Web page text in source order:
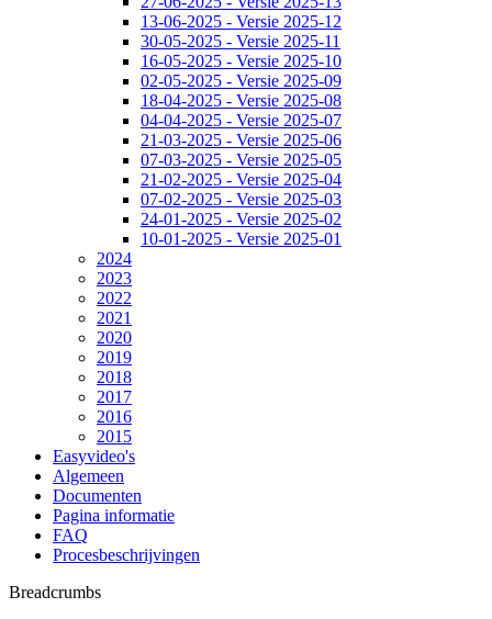
13-06-2025 - Versie 2025-12
30-05-2025 - Versie 2025-11
16-05-2025 - Versie 2025-10
02-05-2025 - Versie 2025-09
18-04-2025 - Versie 2025-08
04-04-2025 - Versie 2025-07
21-03-2025 - Versie 2025-06
07-03-2025 - Versie 2025-05
21-02-2025 - Versie 2025-04
07-02-2025 - Versie 2025-03
24-01-2025 - Versie 2025-02
10-01-2025 - Versie 2025-01
2024
2023
2022
2021
2020
2019
2018
2017
2016
2015
Easyvideo's
Algemeen
Documenten
Pagina informatie
FAQ
Procesbeschrijvingen
Breadcrumbs